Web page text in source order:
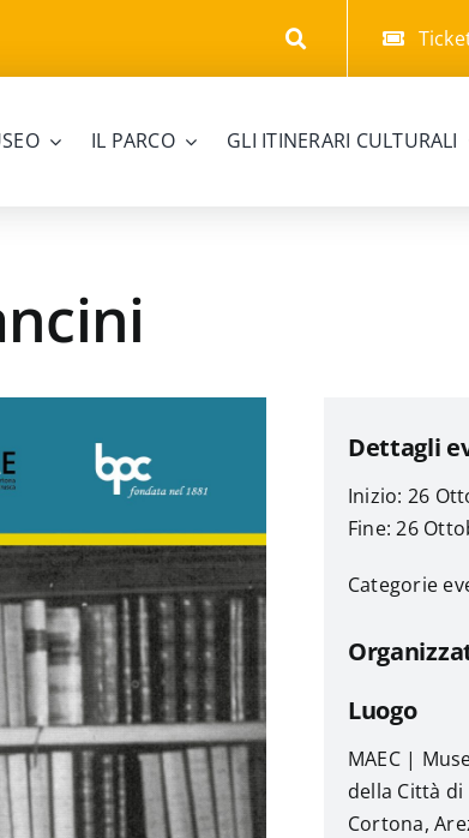
IL PARCO GLI ITINERARI CULTURALI
Dettagli
Inizio: 26
Fine: 26
Categorie
Luogo
MAEC |
della Città di
Cortona,